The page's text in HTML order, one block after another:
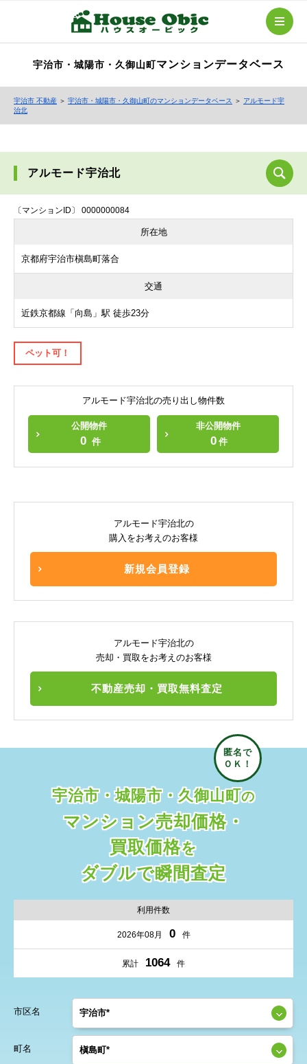
宇治市・城陽市・久御山町 マンションデータベース
宇治市 不動産 ＞ 宇治市・城陽市・久御山町のマンションデータベース ＞ アルモード宇
治北
アルモード宇治北
〔マンションID〕 0000000084
所在地
京都府宇治市槇島町落合
交通
近鉄京都線「向島」駅 徒歩23分
ペット可！
アルモード宇治北の売り出し物件数
公開物件
0 件
非公開物件
0 件
アルモード宇治北の
購入をお考えのお客様
新規会員登録
アルモード宇治北の
売却・買取をお考えのお客様
不動産売却・買取無料査定
宇治市・城陽市・久御山町の
マンション売却価格・
買取価格を
ダブルで瞬間査定
利用件数
2026年08月 0 件
累計 1064 件
市区名
町名